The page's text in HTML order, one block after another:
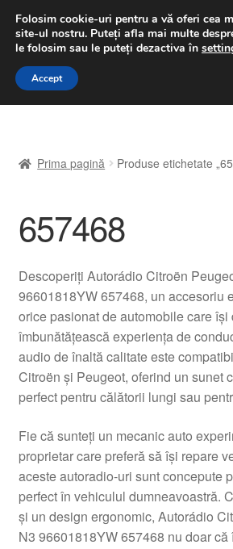
LIVRARE de la 33 lei
luni-vineri 9 a.m. - 4 p.m.031
Sari
Sari
A lua legatura
Contul meu
Despre noi
Finalizare comandă
Livrare
Livrare în toată lumea
Plângere
Plățile
Prima pagină Produse etichetate
657468
Descoperiți Autorádio Citroën
96601818YW 657468, un accesoriu
orice pasionat de automobile care își
îmbunătățească experiența de
audio de înaltă calitate este
Citroën și Peugeot, oferind un sunet
perfect pentru călătorii lungi sau
Fie că sunteți un mecanic auto
proprietar care preferă să își repare
aceste autoradio-uri sunt concepute
perfect în vehiculul dumneavoastră.
și un design ergonomic, Autorádio
N3 96601818YW 657468 nu doar că
Folosim cookie-uri pentru a vă oferi cea
site-ul nostru. Puteți afla mai multe
le folosim sau le puteți dezactiva în
Accept